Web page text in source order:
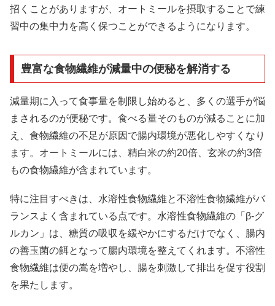
招くことがありますが、オートミールを摂取することで練
習中の集中力を高く保つことができるようになります。
豊富な食物繊維が減量中の便秘を解消する
減量期に入って食事量を制限し始めると、多くの選手が悩
まされるのが便秘です。食べる量そのものが減ることに加
え、食物繊維の不足が原因で腸内環境が悪化しやすくなり
ます。オートミールには、精白米の約20倍、玄米の約3倍
もの食物繊維が含まれています。
特に注目すべきは、水溶性食物繊維と不溶性食物繊維がバ
ランスよく含まれている点です。水溶性食物繊維の「β-グ
ルカン」は、糖質の吸収を緩やかにするだけでなく、腸内
の善玉菌の餌となって腸内環境を整えてくれます。不溶性
食物繊維は便の嵩を増やし、腸を刺激して排出を促す役割
を果たします。